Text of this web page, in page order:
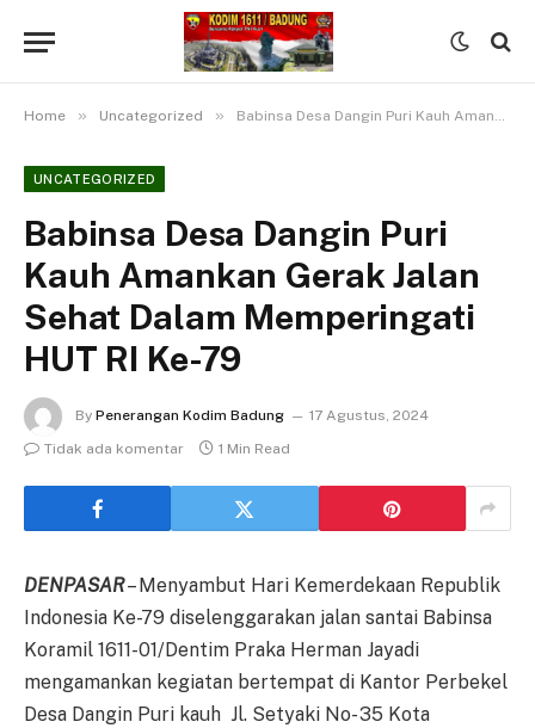
Home » Uncategorized » Babinsa Desa Dangin Puri Kauh Amankan Gerak Jalan Sehat Dalam Memperingati HUT RI Ke-79
UNCATEGORIZED
Babinsa Desa Dangin Puri
Kauh Amankan Gerak Jalan
Sehat Dalam Memperingati
HUT RI Ke-79
By Penerangan Kodim Badung
17 Agustus, 2024
Tidak ada komentar
1 Min Read
DENPASAR– Menyambut Hari Kemerdekaan Republik
Indonesia Ke-79 diselenggarakan jalan santai Babinsa
Koramil 1611-01/Dentim Praka Herman Jayadi
mengamankan kegiatan bertempat di Kantor Perbekel
Desa Dangin Puri kauh Jl. Setyaki No- 35 Kota